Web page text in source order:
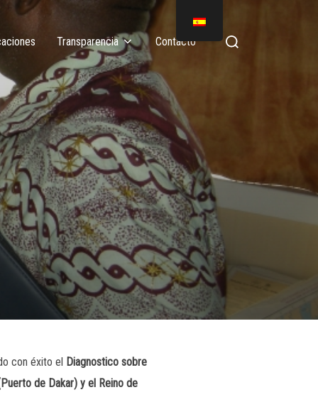
Transparencia Contacto
con éxito el Diagnostico sobre
de Dakar) y el Reino de